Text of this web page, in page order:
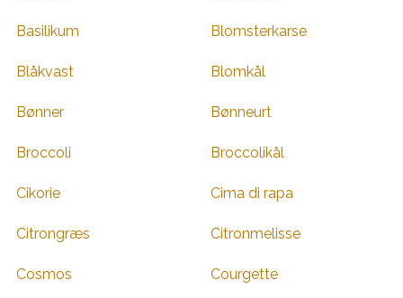
Basilikum Blomsterkarse
Blåkvast Blomkål
Bønner Bønneurt
Broccoli Broccolikål
Cikorie Cima di rapa
Citrongræs Citronmelisse
Cosmos Courgette